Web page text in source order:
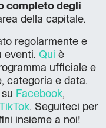
completo degli
della capitale.
regolarmente e
eventi. Qui è
ufficiale e
categoria e data.
Facebook,
. Seguiteci per
insieme a noi!